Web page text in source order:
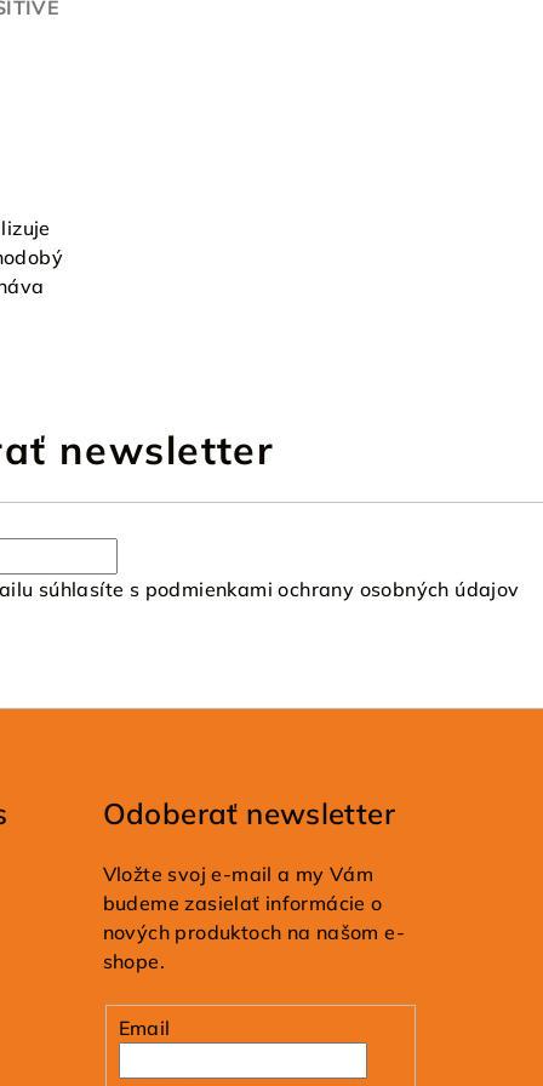
newsletter
súhlasíte s podmienkami ochrany osobných údajov
Odoberať newsletter
Vložte svoj e-mail a my Vám
budeme zasielať informácie o
nových produktoch na našom e-
shope.
Email